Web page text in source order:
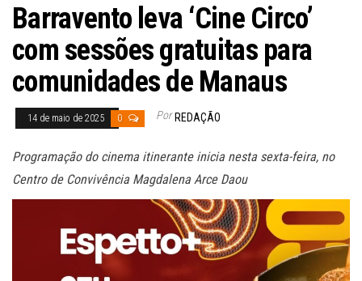
Barravento leva ‘Cine Circo’
com sessões gratuitas para
comunidades de Manaus
14 de maio de 2025 0 Por REDAÇÃO
Programação do cinema itinerante inicia nesta sexta-feira, no
Centro de Convivência Magdalena Arce Daou